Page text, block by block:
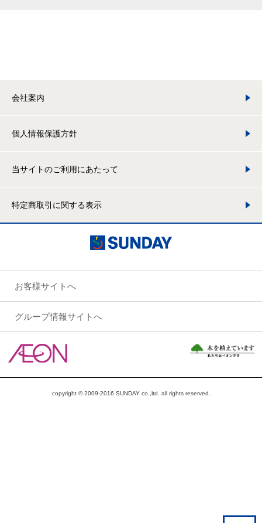
会社案内
個人情報保護方針
当サイトのご利用にあたって
特定商取引に関する表示
お客様サイトへ
グループ情報サイトへ
copyright © 2009-2016 SUNDAY co.,ltd. all rights reserved.